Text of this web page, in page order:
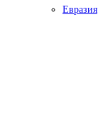
Евразия